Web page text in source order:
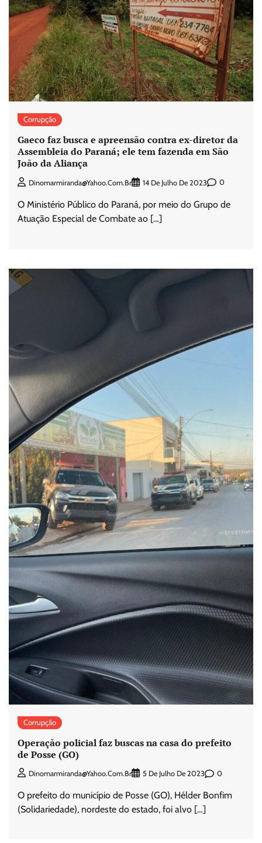
Corrupção
Gaeco faz busca e apreensão contra ex-diretor da
Assembleia do Paraná; ele tem fazenda em São
João da Aliança
Dinomarmiranda@yahoo.com.br 14 De Julho De 2023 0
O Ministério Público do Paraná, por meio do Grupo de
Atuação Especial de Combate ao […]
Corrupção
Operação policial faz buscas na casa do prefeito
de Posse (GO)
Dinomarmiranda@yahoo.com.br 5 De Julho De 2023 0
O prefeito do município de Posse (GO), Hélder Bonfim
(Solidariedade), nordeste do estado, foi alvo […]